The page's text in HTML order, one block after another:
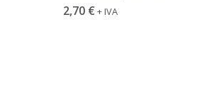
2,70 € + IVA